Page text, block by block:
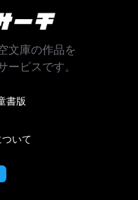
文庫の作品を
ビスです。
書版
いて